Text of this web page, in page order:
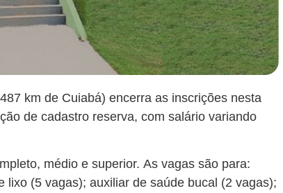
km de Cuiabá) encerra as inscrições nesta
de cadastro reserva, com salário variando
médio e superior. As vagas são para:
(5 vagas); auxiliar de saúde bucal (2 vagas);